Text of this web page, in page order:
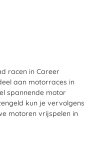
racen in Career
aan motorraces in
spannende motor
kun je vervolgens
motoren vrijspelen in